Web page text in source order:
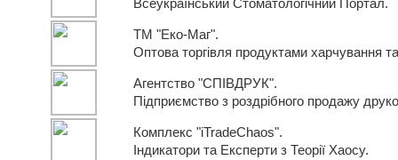
Всеукраїнський Стоматологічний Портал.
ТМ "Еко-Маг".
Оптова торгівля продуктами харчування
Агентство "СПІВДРУК".
Підприємство з роздрібного продажу
Комплекс "iTradeChaos".
Індикатори та Експерти з Теорії Хаосу.